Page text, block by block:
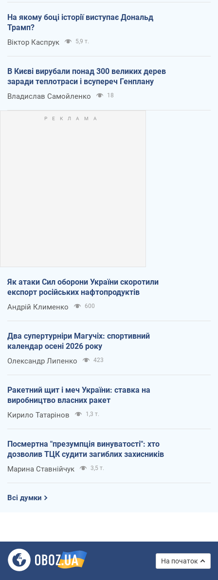
На якому боці історії виступає Дональд
Трамп?
Віктор Каспрук 5,9 т.
В Києві вирубали понад 300 великих дерев
заради теплотраси і всупереч Генплану
Владислав Самойленко 18
Як атаки Сил оборони України скоротили
експорт російських нафтопродуктів
Андрій Клименко 600
Два супертурніри Магучіх: спортивний
календар осені 2026 року
Олександр Липенко 423
Ракетний щит і меч України: ставка на
виробництво власних ракет
Кирило Татарінов 1,3 т.
Посмертна "презумпція винуватості": хто
дозволив ТЦК судити загиблих захисників
Марина Ставнійчук 3,5 т.
Всі думки
На початок